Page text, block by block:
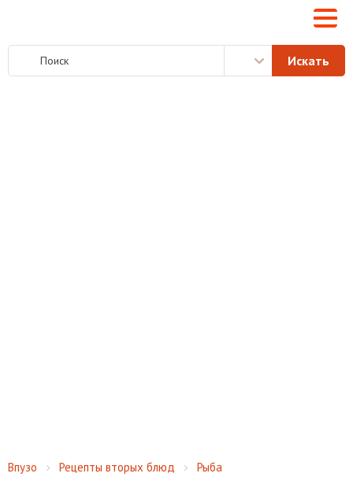
Впузо Рецепты вторых блюд Рыба